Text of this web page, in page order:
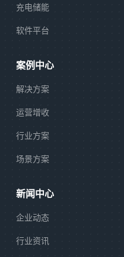
充电储能
软件平台
案例中心
解决方案
运营增收
行业方案
场景方案
新闻中心
企业动态
行业资讯